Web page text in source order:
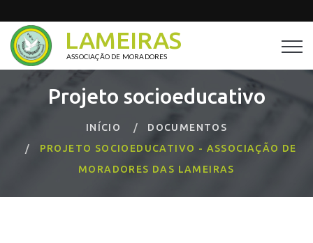
LAMEIRAS
ASSOCIAÇÃO DE MORADORES
Projeto socioeducativo
INÍCIO
DOCUMENTOS
PROJETO SOCIOEDUCATIVO - ASSOCIAÇÃO DE
MORADORES DAS LAMEIRAS